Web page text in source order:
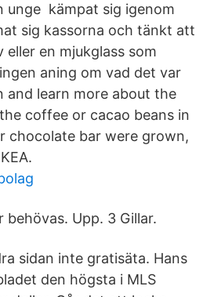
unge kämpat sig igenom
sig kassorna och tänkt att
eller en mjukglass som
aning om vad det var
and learn more about the
coffee or cacao beans in
chocolate bar were grown,
behövas. Upp. 3 Gillar.
sidan inte gratisäta. Hans
den högsta i MLS